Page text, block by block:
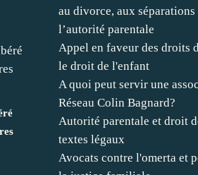
au divorce, aux
l’autorité parentale
Appel en faveur des droits
le droit de l'enfant
A quoi peut servir une
Réseau Colin Bagnard?
Autorité parentale et droit
textes légaux
Avocats contre l'omerta et